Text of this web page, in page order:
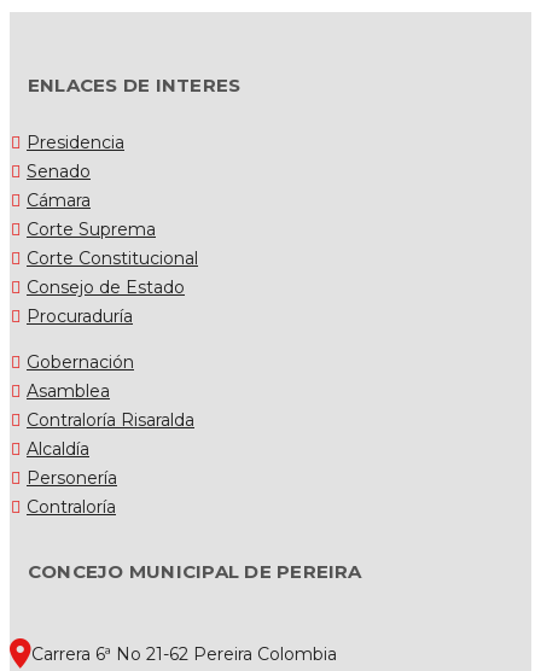
ENLACES DE INTERES
Presidencia
Senado
Cámara
Corte Suprema
Corte Constitucional
Consejo de Estado
Procuraduría
Gobernación
Asamblea
Contraloría Risaralda
Alcaldía
Personería
Contraloría
CONCEJO MUNICIPAL DE PEREIRA
Carrera 6ª No 21-62 Pereira Colombia